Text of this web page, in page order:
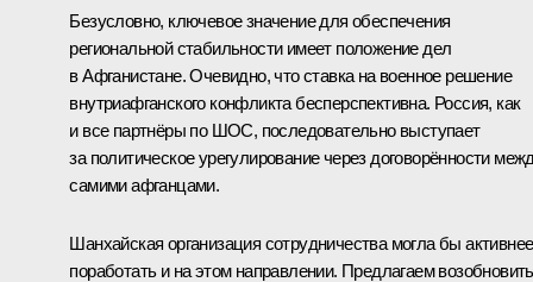
Безусловно, ключевое значение для обеспечения
региональной стабильности имеет положение дел
в Афганистане. Очевидно, что ставка на военное решение
внутриафганского конфликта бесперспективна. Россия, как
и все партнёры по ШОС, последовательно выступает
за политическое урегулирование через договорённости
самими афганцами.
Шанхайская организация сотрудничества могла бы активнее
поработать и на этом направлении. Предлагаем возобновить